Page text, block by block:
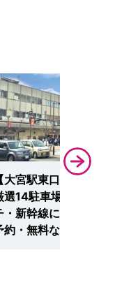
【大宮駅東口・大宮高島屋】
選14駐車場！土日もラン
・新幹線に安い最大料金・
約・無料ならここ！